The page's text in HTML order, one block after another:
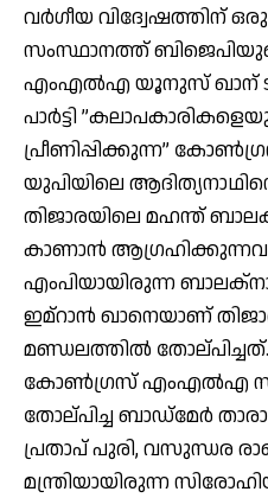
വര്‍ഗീയ വിദ്വേഷത്തിന്
സംസ്ഥാനത്ത്
എംഎല്‍എ യൂനുസ് ഖാന്
പാര്‍ട്ടി
പ്രീണിപ്പിക്കുന്ന”
യുപിയിലെ
തിജാരയിലെ മഹന്ത്
കാണാന്‍
എംപിയായിരുന്ന
ഇമ്‌റാന്‍ ഖാനെയാണ്
മണ്ഡലത്തില്‍
കോണ്‍ഗ്രസ് എംഎല്‍എ
തോല്പിച്ച ബാഡ്‌മേര്‍
പ്രതാപ് പുരി, വസുന്ധര
മന്ത്രിയായിരുന്ന